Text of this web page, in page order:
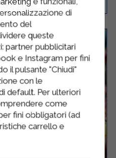
di
del
queste
partner pubblicitari
e Instagram per fini
il pulsante "Chiudi"
con le
default. Per ulteriori
come
fini obbligatori (ad
carrello e